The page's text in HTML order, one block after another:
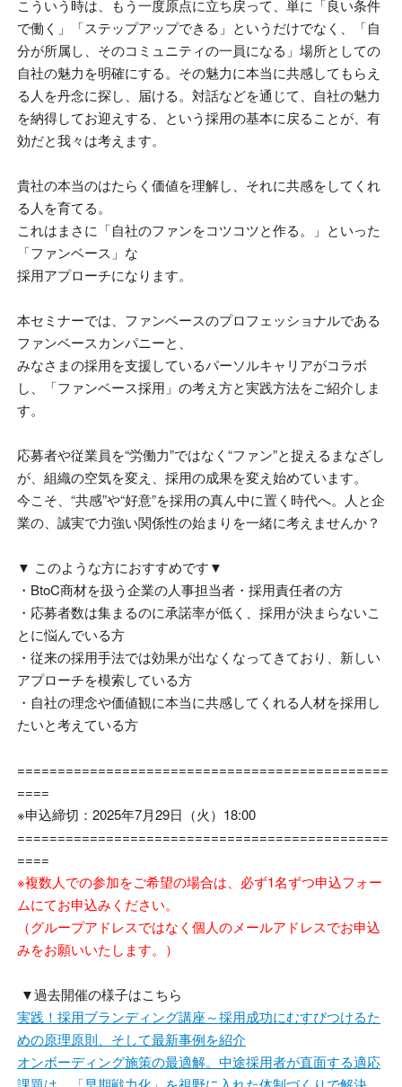
こういう時は、もう一度原点に立ち戻って、単に「良い条件
で働く」「ステップアップできる」というだけでなく、「自
分が所属し、そのコミュニティの一員になる」場所としての
自社の魅力を明確にする。その魅力に本当に共感してもらえ
る人を丹念に探し、届ける。対話などを通じて、自社の魅力
を納得してお迎えする、という採用の基本に戻ることが、有
効だと我々は考えます。
貴社の本当のはたらく価値を理解し、それに共感をしてくれ
る人を育てる。
これはまさに「自社のファンをコツコツと作る。」といった
「ファンベース」な
採用アプローチになります。
本セミナーでは、ファンベースのプロフェッショナルである
ファンベースカンパニーと、
みなさまの採用を支援しているパーソルキャリアがコラボ
し、「ファンベース採用」の考え方と実践方法をご紹介しま
す。
応募者や従業員を“労働力”ではなく“ファン”と捉えるまなざし
が、組織の空気を変え、採用の成果を変え始めています。
今こそ、“共感”や“好意”を採用の真ん中に置く時代へ。人と企
業の、誠実で力強い関係性の始まりを一緒に考えませんか？
▼ このような方におすすめです▼
・BtoC商材を扱う企業の人事担当者・採用責任者の方
・応募者数は集まるのに承諾率が低く、採用が決まらないこ
とに悩んでいる方
・従来の採用手法では効果が出なくなってきており、新しい
アプローチを模索している方
・自社の理念や価値観に本当に共感してくれる人材を採用し
たいと考えている方
==============================================
====
※申込締切： 2025年7月29日（火） 18:00
==============================================
====
※複数人での参加をご希望の場合は、必ず1名ずつ申込フォー
ムにてお申込みください。
（グループアドレスではなく個人のメールアドレスでお申込
みをお願いいたします。）
▼過去開催の様子はこちら
実践！採用ブランディング講座～採用成功にむすびつけるた
めの原理原則、そして最新事例を紹介
オンボーディング施策の最適解。中途採用者が直面する適応